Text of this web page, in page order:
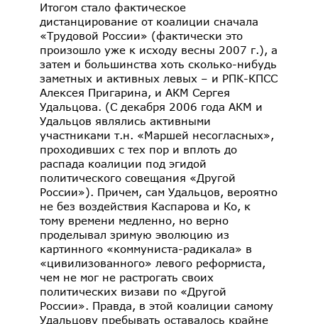
Итогом стало фактическое
дистанцирование от коалиции сначала
«Трудовой России» (фактически это
произошло уже к исходу весны 2007 г.), а
затем и большинства хоть сколько-нибудь
заметных и активных левых – и РПК-КПСС
Алексея Пригарина, и АКМ Сергея
Удальцова. (С декабря 2006 года АКМ и
Удальцов являлись активными
участниками т.н. «Маршей несогласных»,
проходивших с тех пор и вплоть до
распада коалиции под эгидой
политического совещания «Другой
России»). Причем, сам Удальцов, вероятно
не без воздействия Каспарова и Ко, к
тому времени медленно, но верно
проделывал зримую эволюцию из
картинного «коммуниста-радикала» в
«цивилизованного» левого реформиста,
чем не мог не растрогать своих
политических визави по «Другой
России». Правда, в этой коалиции самому
Удальцову пребывать оставалось крайне